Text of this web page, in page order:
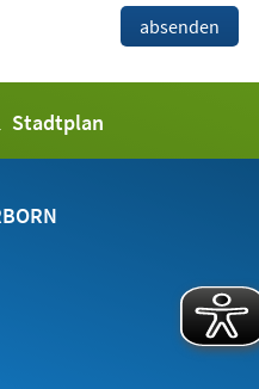
absenden
Stadtplan